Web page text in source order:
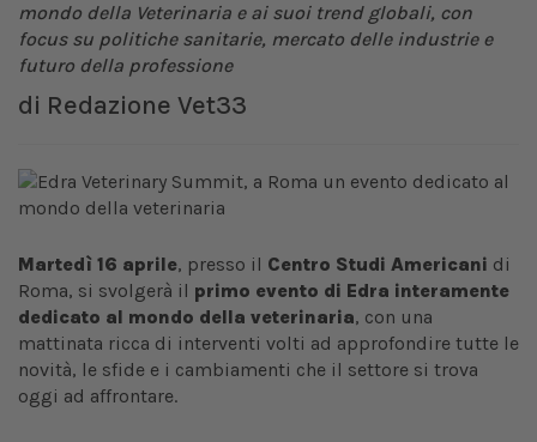
mondo della Veterinaria e ai suoi trend globali, con
focus su politiche sanitarie, mercato delle industrie e
futuro della professione
di Redazione Vet33
Martedì 16 aprile, presso il Centro Studi Americani di
Roma, si svolgerà il primo evento di Edra interamente
dedicato al mondo della veterinaria, con una
mattinata ricca di interventi volti ad approfondire tutte le
novità, le sfide e i cambiamenti che il settore si trova
oggi ad affrontare.